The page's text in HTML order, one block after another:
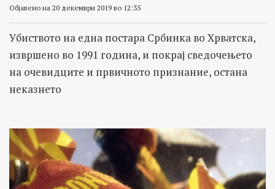
Објавено на 20 декември 2019 во 12:35
Убиството на една постара Србинка во Хрватска,
извршено во 1991 година, и покрај сведочењето
на очевидците и првичното признание, остана
неказнето